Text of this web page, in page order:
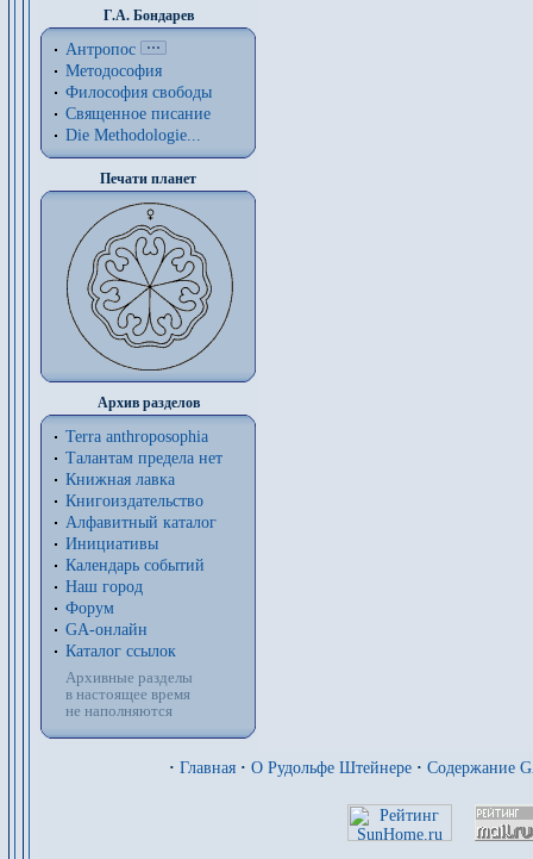
Г.А. Бондарев
Антропос
Методософия
Философия cвободы
Священное писание
Die Methodologie...
Печати планет
Архив разделов
Terra anthroposophia
Талантам предела нет
Книжная лавка
Книгоиздательство
Алфавитный каталог
Инициативы
Календарь событий
Наш город
Форум
GA-онлайн
Каталог ссылок
Архивные разделы
в настоящее время
не наполняются
· Главная · О Рудольфе Штейнере · Содержание